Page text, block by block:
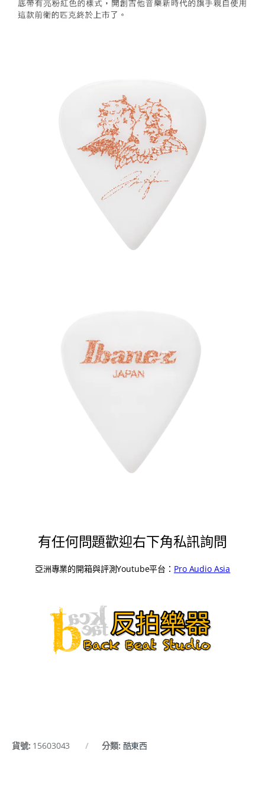
有任何問題歡迎右下角私訊詢問
亞洲專業的開箱與評測Youtube平台： Pro Audio Asia
貨號: 15603043 分類: 酷東西